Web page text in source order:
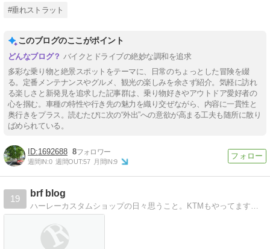
#垂れストラット
このブログのここがポイント
バイクとドライブの絶妙な調和を追求
多彩な乗り物と絶景スポットをテーマに、日常のちょっとした冒険を綴
る。定番メンテナンスやグルメ、観光の楽しみを余さず紹介。気軽に訪れ
る楽しさと新発見を追求した記事群は、乗り物好きやアウトドア愛好者の
心を掴む。車種の特性や行き先の魅力を織り交ぜながら、内容に一貫性と
奥行きをプラス。読むたびに次の“外出”への意欲が高まる工夫も随所に散り
ばめられている。
1692688 8
週間IN:0 週間OUT:57 月間IN:9
19
brf blog
ハーレーカスタムショップの日々思うこと。KTMもやってます。。。